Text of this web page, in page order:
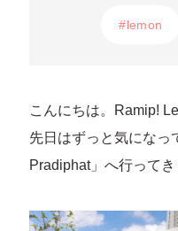
#lemon
#lemon
こんにちは。Ramip!
先日はずっと気になっ
Pradiphat」へ行ってき